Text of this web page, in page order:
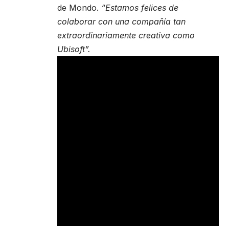
de Mondo. “Estamos felices de
colaborar con una compañía tan
extraordinariamente creativa como
Ubisoft”.